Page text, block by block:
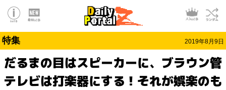
特集 2019年8月9日
だるまの目はスピーカーに、ブラウン管
テレビは打楽器にする！それが娯楽のも